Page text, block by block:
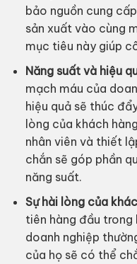
bảo nguồn cung
sản xuất vào cùng
mục tiêu này giúp
Năng suất và hiệu
mạch máu của
hiệu quả sẽ thúc
lòng của khách
nhân viên và thiết
chắn sẽ góp phần
năng suất.
Sự hài lòng của
tiên hàng đầu trong
doanh nghiệp
của họ sẽ có thể